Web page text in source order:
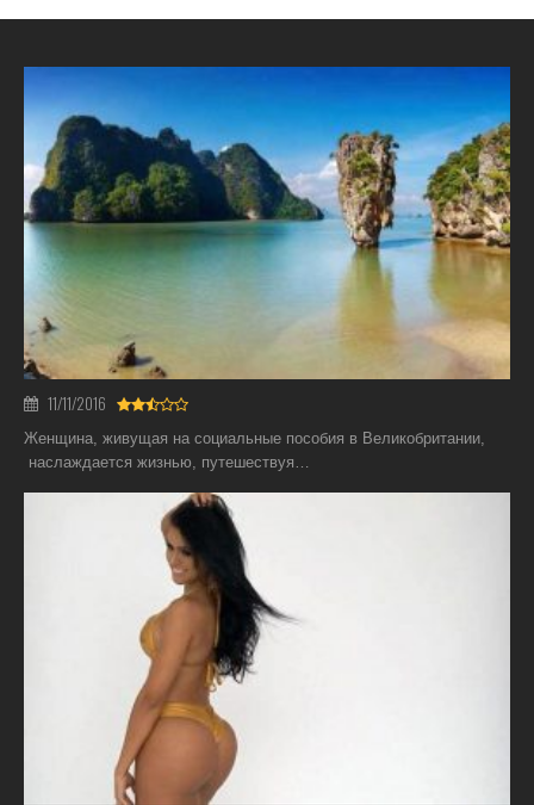
11/11/2016
Женщина, живущая на социальные пособия в Великобритании,
наслаждается жизнью, путешествуя…